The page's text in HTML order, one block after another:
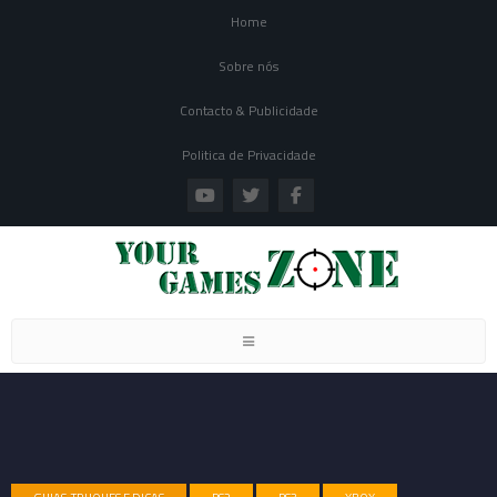
Home
Sobre nós
Contacto & Publicidade
Politica de Privacidade
Toggle navigation